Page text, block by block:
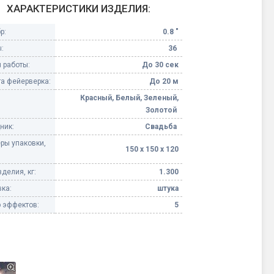
Небесные фонарики
Оборудование для
спецэффектов
Елочные гирлянды
Фейерверк-шоу
ХАРАКТЕРИСТИКИ ИЗДЕЛИЯ:
0.8 "
36
работы:
До 30 сек
фейерверка:
До 20 м
Красный, Белый, Зеленый,
Золотой
Свадьба
упаковки,
150 х 150 х 120
кг:
1.300
штука
эффектов:
5